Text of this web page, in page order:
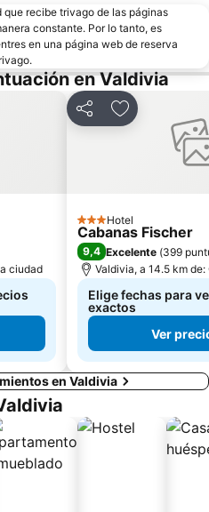
recibe trivago de las páginas
constante. Por lo tanto, es
en una página web de reserva
en Valdivia
ciudad
CompartirAgregar a
3 Estrellas
Hotel
Cabanas Fischer
9,4 Excelente (399
Valdivia, a 14.5 km
Elige fechas para
exactos
Ver
en Valdivia